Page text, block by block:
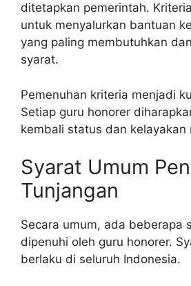
ditetapkan pemerintah.
untuk menyalurkan bantuan
yang paling membutuhkan
syarat.
Pemenuhan kriteria menjadi
Setiap guru honorer
kembali status dan kelayakan
Syarat Umum
Tunjangan
Secara umum, ada beberapa
dipenuhi oleh guru honorer.
berlaku di seluruh Indonesia.